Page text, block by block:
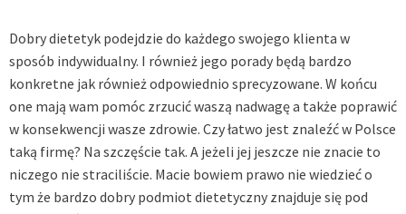
Dobry dietetyk podejdzie do każdego swojego klienta w
sposób indywidualny. I również jego porady będą bardzo
konkretne jak również odpowiednio sprecyzowane. W końcu
one mają wam pomóc zrzucić waszą nadwagę a także poprawić
w konsekwencji wasze zdrowie. Czy łatwo jest znaleźć w Polsce
taką firmę? Na szczęście tak. A jeżeli jej jeszcze nie znacie to
niczego nie straciliście. Macie bowiem prawo nie wiedzieć o
tym że bardzo dobry podmiot dietetyczny znajduje się pod